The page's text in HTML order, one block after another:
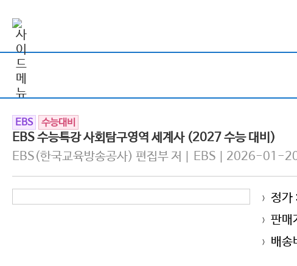
EBS 수능대비
EBS 수능특강 사회탐구영역 세계사 (2027 수능 대비)
EBS(한국교육방송공사) 편집부 저 | EBS | 2026-01-
> 정
> 판매
> 배송